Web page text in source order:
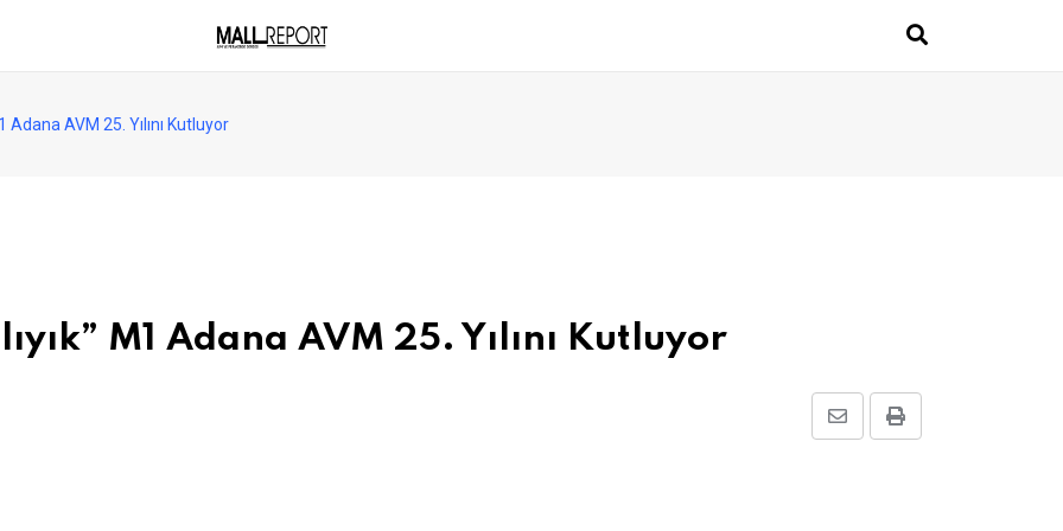
Adana AVM 25. Yılını Kutluyor
M1 Adana AVM 25. Yılını Kutluyor
Print
Share